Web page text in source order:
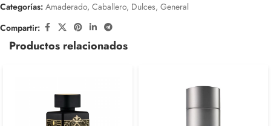
Categorías: Amaderado, Caballero, Dulces, General
Compartir:
Productos relacionados